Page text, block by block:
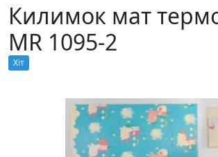
Килимок мат
MR 1095-2
Хiт